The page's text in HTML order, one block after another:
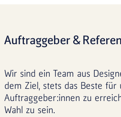
Auftraggeber &
Wir sind ein Team aus
dem Ziel, stets das Beste für
Auftraggeber:innen zu
Wahl zu sein.